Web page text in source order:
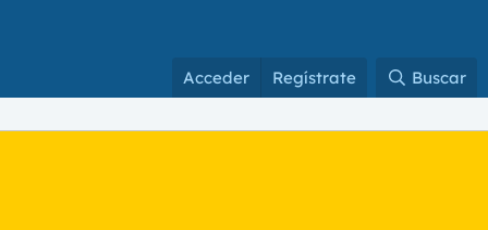
Acceder Regístrate Buscar